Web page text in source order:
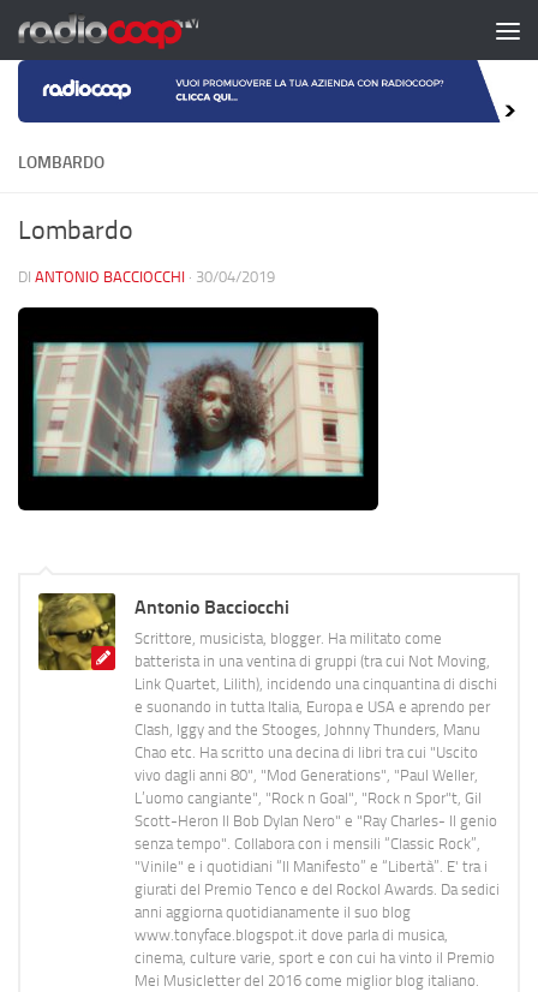
Salta al contenuto
LOMBARDO
Lombardo
DI ANTONIO BACCIOCCHI · 30/04/2019
Antonio Bacciocchi
Scrittore, musicista, blogger. Ha militato come
batterista in una ventina di gruppi (tra cui Not Moving,
Link Quartet, Lilith), incidendo una cinquantina di dischi
e suonando in tutta Italia, Europa e USA e aprendo per
Clash, Iggy and the Stooges, Johnny Thunders, Manu
Chao etc. Ha scritto una decina di libri tra cui "Uscito
vivo dagli anni 80", "Mod Generations", "Paul Weller,
L’uomo cangiante", "Rock n Goal", "Rock n Spor"t, Gil
Scott-Heron Il Bob Dylan Nero" e "Ray Charles- Il genio
senza tempo". Collabora con i mensili “Classic Rock”,
"Vinile" e i quotidiani “Il Manifesto” e “Libertà”. E' tra i
giurati del Premio Tenco e del Rockol Awards. Da sedici
anni aggiorna quotidianamente il suo blog
www.tonyface.blogspot.it dove parla di musica,
cinema, culture varie, sport e con cui ha vinto il Premio
Mei Musicletter del 2016 come miglior blog italiano.